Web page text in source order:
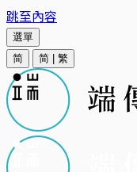
跳至內容
選單
简
简 繁